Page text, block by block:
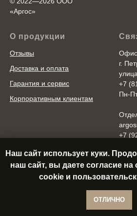
В корзину
«Аргоc»
О продукции
Отзывы
Доставка и оплата
Гарантия и сервис
Корпоративным клиентам
г.
+7
Пн-
+7
Cб-
Наш сайт использует куки.
наш сайт, вы даете согласие
cookie и
ОТЛИЧНО